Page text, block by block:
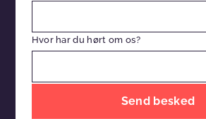
Hvor har du hørt om os?